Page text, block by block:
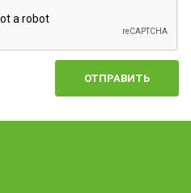
ОТПРАВИТЬ